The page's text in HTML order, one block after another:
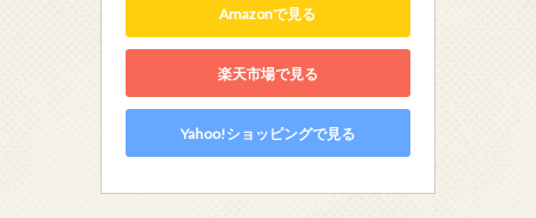
Amazonで見る
楽天市場で見る
Yahoo!ショッピングで見る